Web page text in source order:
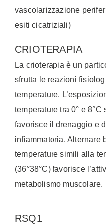
vascolarizzazione
esiti cicatriziali)
CRIOTERAPIA
La crioterapia è un
sfrutta le reazioni
temperature.
temperature tra 0° e
favorisce il drenaggio e
infiammatoria. Alternare
temperature simili alla
(36°38°C) favorisce
metabolismo muscolare.
RSQ1